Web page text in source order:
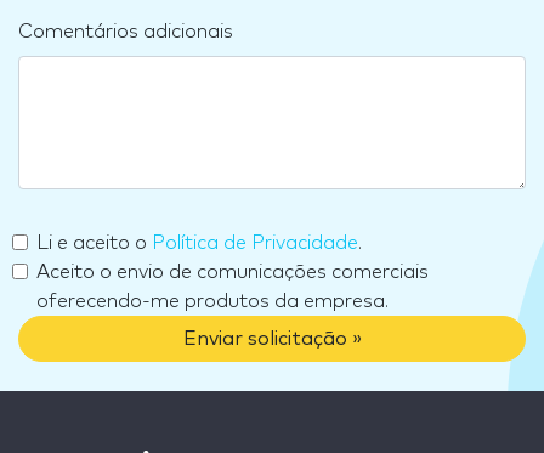
Comentários adicionais
Li e aceito o Política de Privacidade.
Aceito o envio de comunicações comerciais
oferecendo-me produtos da empresa.
Enviar solicitação »